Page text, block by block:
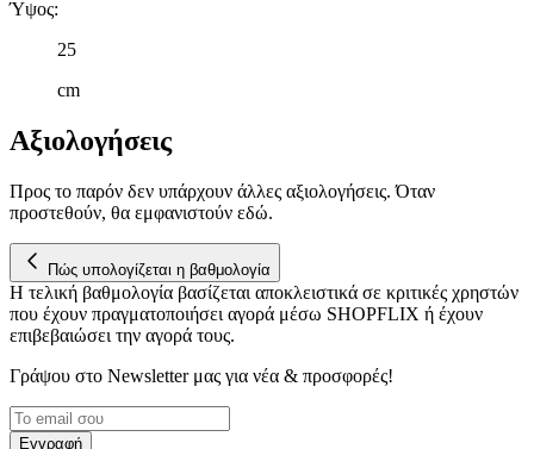
Ύψος:
25
cm
Αξιολογήσεις
Προς το παρόν δεν υπάρχουν άλλες αξιολογήσεις. Όταν
προστεθούν, θα εμφανιστούν εδώ.
Πώς υπολογίζεται η βαθμολογία
Η τελική βαθμολογία βασίζεται αποκλειστικά σε κριτικές χρηστών
που έχουν πραγματοποιήσει αγορά μέσω SHOPFLIX ή έχουν
επιβεβαιώσει την αγορά τους.
Γράψου στο Νewsletter μας για νέα & προσφορές!
Εγγραφή